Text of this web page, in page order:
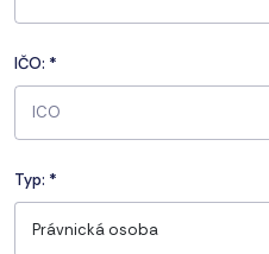
IČO: *
Typ: *
Právnická osoba